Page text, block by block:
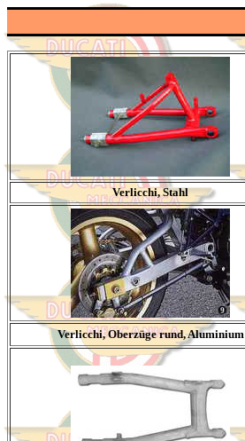
Verlicchi, Stahl
Verlicchi, Oberzüge rund, Aluminium